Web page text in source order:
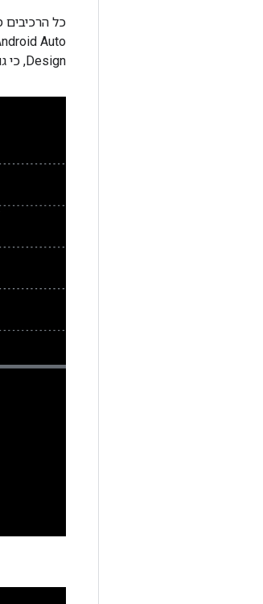
כל הרכיבים
Design, כי גווןו של Materials מתחת ל-Gray 900 בהירים מדי להקשר האוטומטי.